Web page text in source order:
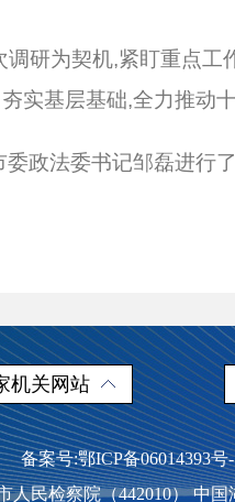
研为契机,紧盯重点
实基层基础,全力推动
政法委书记邹磊进行
机关网站
备案号:鄂ICP备
人民检察院（442010） 中